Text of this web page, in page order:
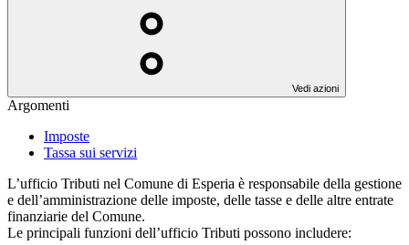
Vedi azioni
Argomenti
Imposte
Tassa sui servizi
L’ufficio Tributi nel Comune di Esperia è responsabile della gestione
e dell’amministrazione delle imposte, delle tasse e delle altre entrate
finanziarie del Comune.
Le principali funzioni dell’ufficio Tributi possono includere: